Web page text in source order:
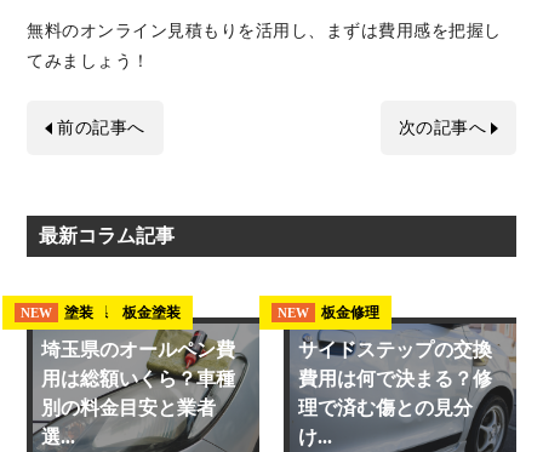
無料のオンライン見積もりを活用し、まずは費用感を把握し
てみましょう！
前の記事へ 次の記事へ
最新コラム記事
NEW 埼玉県 板金塗装
NEW 塗装
埼玉県のオールペン費
用は総額いくら？車種
別の料金目安と業者
選...
NEW 板金修理
サイドステップの交換
費用は何で決まる？修
理で済む傷との見分
け...